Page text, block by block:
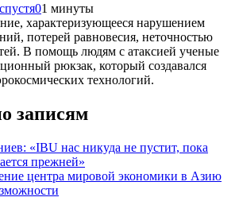
01 минуты
характеризующееся нарушением
потерей равновесия, неточностью
В помощь людям с атаксией ученые
рюкзак, который создавался
технологий.
записям
«IBU нас никуда не пустит, пока
прежней»
центра мировой экономики в Азию